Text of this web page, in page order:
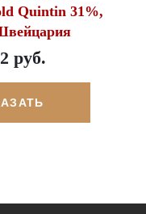
Quintin 31%,
руб.